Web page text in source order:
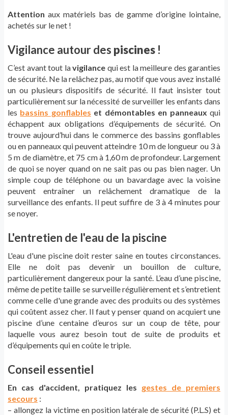
Attention aux matériels bas de gamme d’origine lointaine,
achetés sur le net !
Vigilance autour des piscines !
C’est avant tout lavigilance qui est la meilleure des garanties
de sécurité. Ne la relâchez pas, au motif que vous avez installé
un ou plusieurs dispositifs de sécurité. Il faut insister tout
particulièrement sur la nécessité de surveiller les enfants dans
les bassins gonflables et démontables en panneaux qui
échappent aux obligations d’équipements de sécurité. On
trouve aujourd’hui dans le commerce des bassins gonflables
ou en panneaux qui peuvent atteindre 10 m de longueur ou 3 à
5 m de diamètre, et 75 cm à 1,60 m de profondeur. Largement
de quoi se noyer quand on ne sait pas ou pas bien nager. Un
simple coup de téléphone ou un bavardage avec la voisine
peuvent entraîner un relâchement dramatique de la
surveillance des enfants. Il peut suffire de 3 à 4 minutes pour
se noyer.
L'entretien de l'eau de la piscine
L'eau d'une piscine doit rester saine en toutes circonstances.
Elle ne doit pas devenir un bouillon de culture,
particulièrement dangereux pour la santé. L’eau d’une piscine,
même de petite taille se surveille régulièrement et s’entretient
comme celle d'une grande avec des produits ou des systèmes
qui coûtent assez cher. Il faut y penser quand on acquiert une
piscine d’une centaine d’euros sur un coup de tête, pour
laquelle vous aurez besoin tout de suite de produits et
d’équipements qui en coûte le triple.
Conseil essentiel
En cas d'accident, pratiquez les gestes de premiers
secours :
– allongez la victime en position latérale de sécurité (P.L.S) et